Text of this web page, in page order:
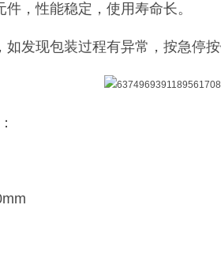
，性能稳定，使用寿命长。
发现包装过程有异常，按急停按